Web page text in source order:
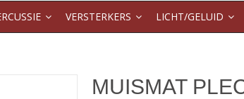
VERSTERKERS LICHT/GELUID
MUISMAT